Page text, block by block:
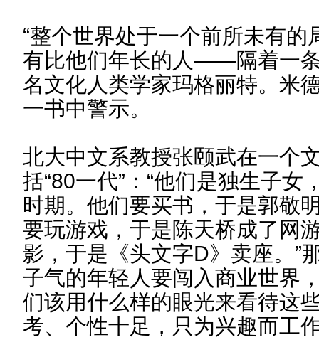
“整个世界处于一个前所未有
有比他们年长的人——隔着一
名文化人类学家玛格丽特。米
一书中警示。
北大中文系教授张颐武在一个
括“80一代”：“他们是独生子女
时期。他们要买书，于是郭敬
要玩游戏，于是陈天桥成了网
影，于是《头文字D》卖座。”
子气的年轻人要闯入商业世界
们该用什么样的眼光来看待这
考、个性十足，只为兴趣而工